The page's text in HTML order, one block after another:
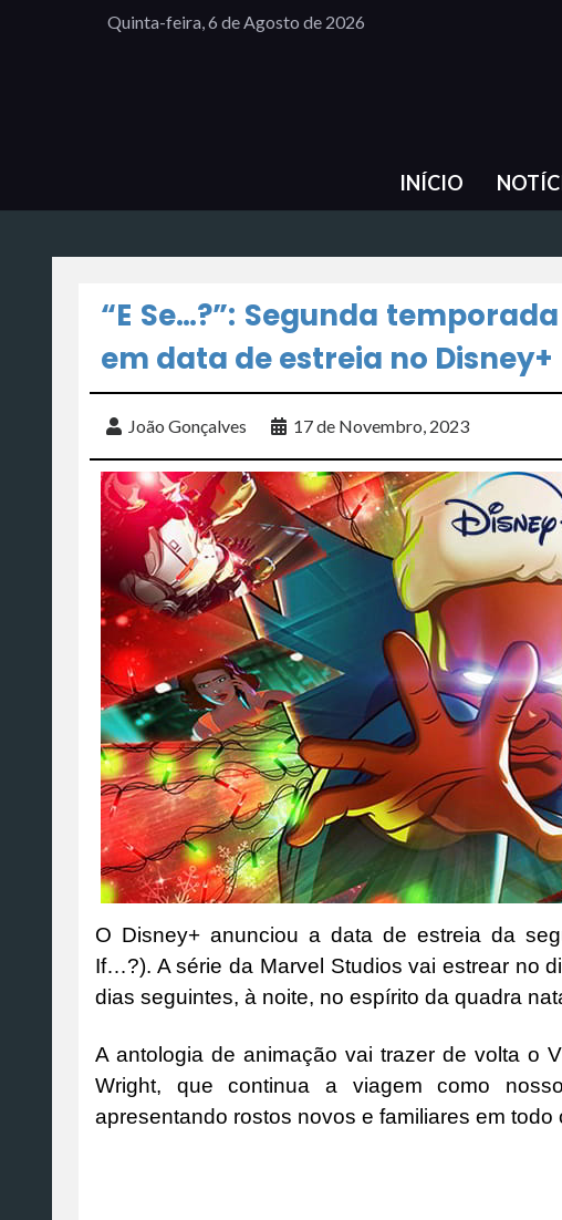
Quinta-feira, 6 de Agosto de 2026
INÍCIO
“E Se…?”: Segunda
em data de estreia no Disney+
João Gonçalves 17 de Novembro, 2023
O Disney+ anunciou a data de estreia da
If…?). A série da Marvel Studios vai estrear no
dias seguintes, à noite, no espírito da quadra
A antologia de animação vai trazer de volta o
Wright, que continua a viagem como
apresentando rostos novos e familiares em